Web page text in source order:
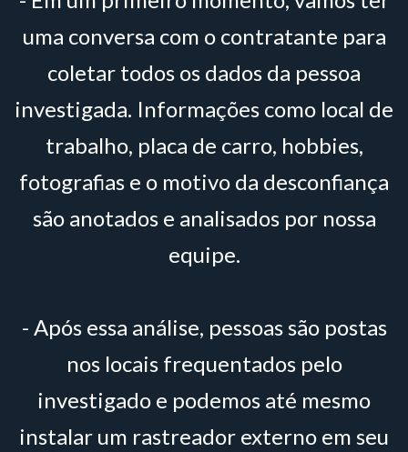
uma conversa com o contratante para
coletar todos os dados da pessoa
investigada. Informações como local de
trabalho, placa de carro, hobbies,
fotografias e o motivo da desconfiança
são anotados e analisados por nossa
equipe.
- Após essa análise, pessoas são postas
nos locais frequentados pelo
investigado e podemos até mesmo
instalar um rastreador externo em seu